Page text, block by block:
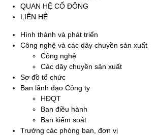
QUAN HỆ CỔ ĐÔNG
LIÊN HỆ
Hình thành và phát triển
Công nghệ và các dây chuyền sản xuất
Công nghệ
Các dây chuyền sản xuất
Sơ đồ tổ chức
Ban lãnh đạo Công ty
HĐQT
Ban điều hành
Ban kiểm soát
Trưởng các phòng ban, đơn vị